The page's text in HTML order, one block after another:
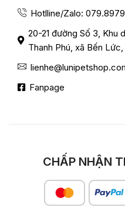
Hotlline/Zalo:
20-21 đường Số 3, Khu
Thanh Phú, xã Bến
Fanpage
CHẤP NHẬN